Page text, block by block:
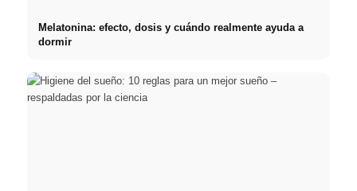
Melatonina: efecto, dosis y cuándo realmente ayuda a
dormir